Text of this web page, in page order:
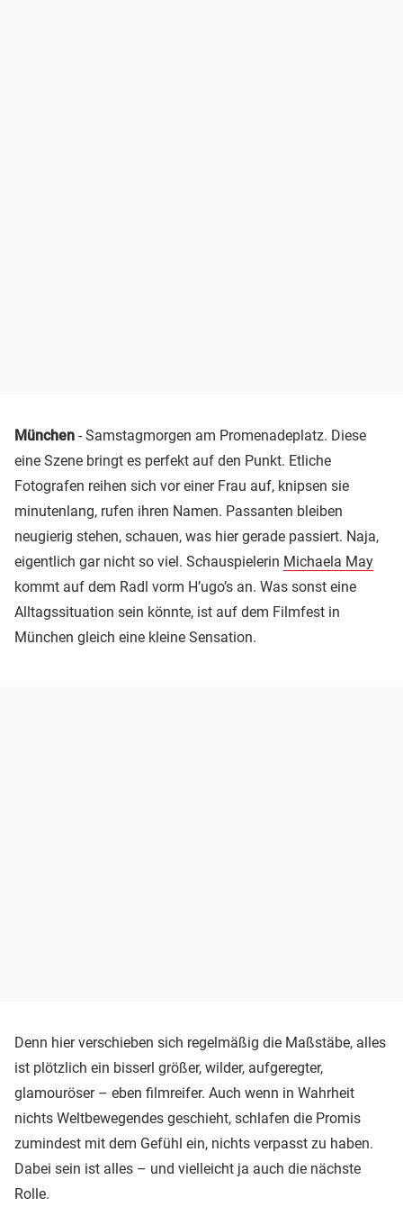
München - Samstagmorgen am Promenadeplatz. Diese
eine Szene bringt es perfekt auf den Punkt. Etliche
Fotografen reihen sich vor einer Frau auf, knipsen sie
minutenlang, rufen ihren Namen. Passanten bleiben
neugierig stehen, schauen, was hier gerade passiert. Naja,
eigentlich gar nicht so viel. Schauspielerin Michaela May
kommt auf dem Radl vorm H’ugo’s an. Was sonst eine
Alltagssituation sein könnte, ist auf dem Filmfest in
München gleich eine kleine Sensation.
Denn hier verschieben sich regelmäßig die Maßstäbe, alles
ist plötzlich ein bisserl größer, wilder, aufgeregter,
glamouröser – eben filmreifer. Auch wenn in Wahrheit
nichts Weltbewegendes geschieht, schlafen die Promis
zumindest mit dem Gefühl ein, nichts verpasst zu haben.
Dabei sein ist alles – und vielleicht ja auch die nächste
Rolle.